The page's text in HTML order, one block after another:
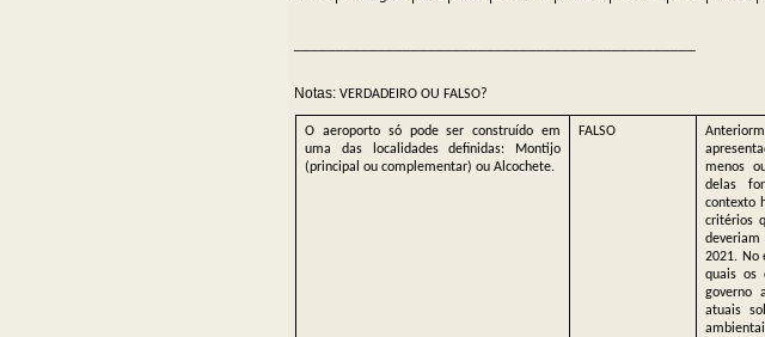
Notas: VERDADEIRO OU FALSO?
O aeroporto só pode ser construído em
uma das localidades definidas: Montijo
(principal ou complementar) ou Alcochete.
FALSO
menos
delas
contexto
critérios
deveriam
2021. No
quais os
governo
atuais